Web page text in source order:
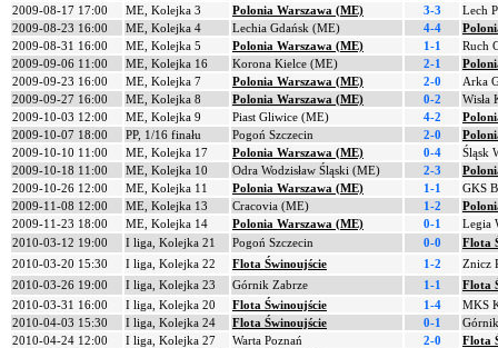
2009-08-17 17:00
ME, Kolejka 3 Polonia Warszawa (ME) 3-3
Lech
2009-08-23 16:00
ME, Kolejka 4 Lechia Gdańsk (ME) 4-4
2009-08-31 16:00
ME, Kolejka 5 Polonia Warszawa (ME) 1-1
Ruch
2009-09-06 11:00
ME, Kolejka 16 Korona Kielce (ME) 2-1
2009-09-23 16:00
ME, Kolejka 7 Polonia Warszawa (ME) 2-0
Arka
2009-09-27 16:00
ME, Kolejka 8 Polonia Warszawa (ME) 0-2
Wisła
2009-10-03 12:00
ME, Kolejka 9 Piast Gliwice (ME) 4-2
2009-10-07 18:00
PP, 1/16 finału Pogoń Szczecin 2-0
2009-10-10 11:00
ME, Kolejka 17 Polonia Warszawa (ME) 0-4
Śląsk
2009-10-18 11:00
ME, Kolejka 10 Odra Wodzisław Śląski (ME) 2-3
2009-10-26 12:00
ME, Kolejka 11 Polonia Warszawa (ME) 1-1
GKS
2009-11-08 12:00
ME, Kolejka 13 Cracovia (ME) 1-2
2009-11-23 18:00
ME, Kolejka 14 Polonia Warszawa (ME) 0-1
Legia
2010-03-12 19:00
I liga, Kolejka 21 Pogoń Szczecin 0-0
Flota
2010-03-20 15:30
I liga, Kolejka 22 Flota Świnoujście 1-2
Znicz
2010-03-26 19:00
I liga, Kolejka 23 Górnik Zabrze 1-1
Flota
2010-03-31 16:00
I liga, Kolejka 20 Flota Świnoujście 1-4
MKS
2010-04-03 15:30
I liga, Kolejka 24 Flota Świnoujście 0-1
2010-04-24 12:00
I liga, Kolejka 27 Warta Poznań 2-0
Flota